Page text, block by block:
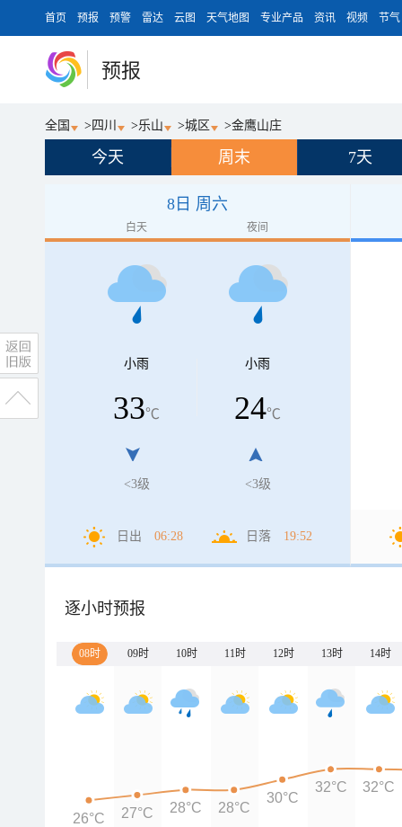
首页 预报 预警 雷达 云图 天气地图 专业产品 资讯 视频 节气
预报
全国 > 四川 >乐山 >城区 >金鹰山庄
今天 周末 7天
8日 周六
白天 夜间
小雨
33℃
<3级
小雨
24℃
<3级
日出 06:28 日落 19:52
逐小时预报
08时 09时 10时 11时 12时 13时 14时
26°C 27°C 28°C 28°C
30°C
32°C 32°C